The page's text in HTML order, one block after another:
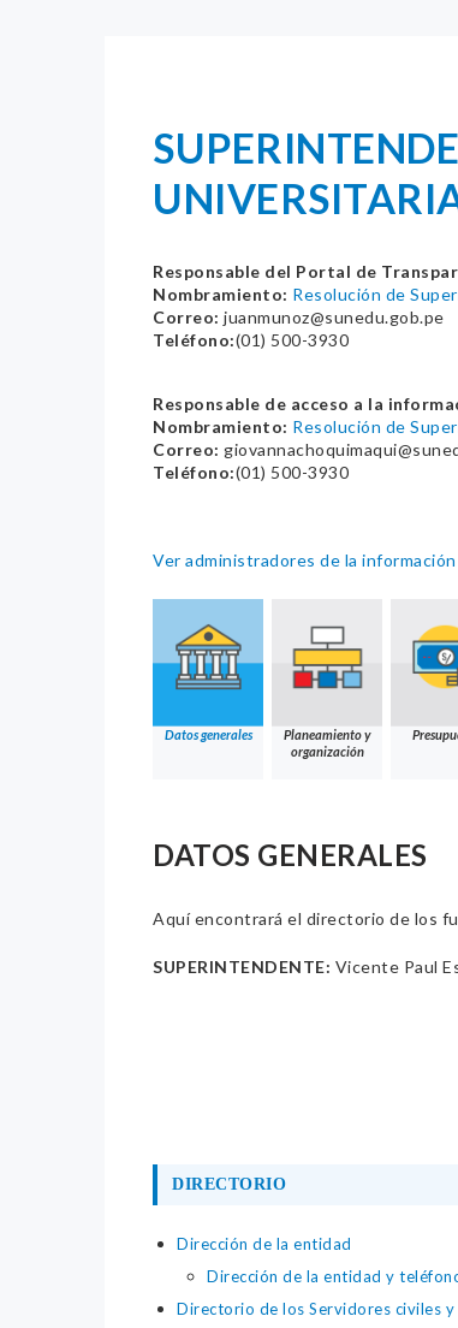
Responsable del Portal de
Nombramiento: Resolución de
Correo: juanmunoz@sunedu.gob.pe
Teléfono:(01) 500-3930
Responsable de acceso a la
Nombramiento: Resolución de
Correo:
Teléfono:(01) 500-3930
Ver administradores de la información
Datos generales
Planeamiento y
organización
DATOS GENERALES
Aquí encontrará el directorio de los
SUPERINTENDENTE: Vicente Paul
DIRECTORIO
Dirección de la entidad
Dirección de la entidad y
Directorio de los Servidores civiles